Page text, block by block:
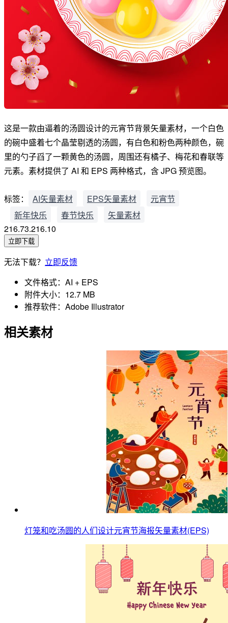
这是一款由逼着的汤圆设计的元宵节背景矢量素材，一个白色
的碗中盛着七个晶莹剔透的汤圆，有白色和粉色两种颜色，碗
里的勺子舀了一颗黄色的汤圆，周围还有橘子、梅花和春联等
元素。素材提供了 AI 和 EPS 两种格式，含 JPG 预览图。
标签： AI矢量素材 EPS矢量素材
元宵节
新年快乐
春节快乐
矢量素材
216.73.216.10
立即下载
无法下载？ 立即反馈
文件格式： AI + EPS
附件大小： 12.7 MB
推荐软件： Adobe Illustrator
相关素材
灯笼和吃汤圆的人们设计元宵节海报矢量素材(EPS)